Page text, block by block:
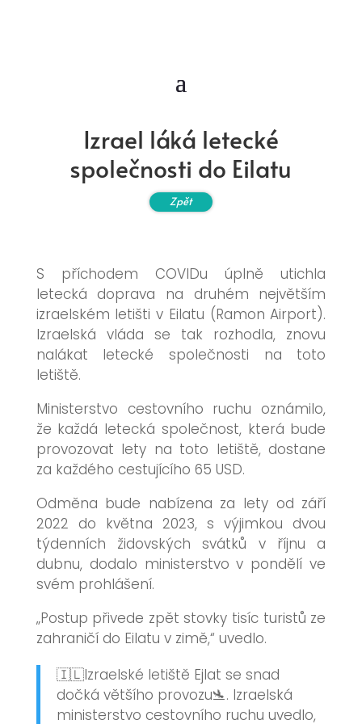
Izrael láká letecké
společnosti do Eilatu
Zpět
S příchodem COVIDu úplně utichla
letecká doprava na druhém největším
izraelském letišti v Eilatu (Ramon Airport).
Izraelská vláda se tak rozhodla, znovu
nalákat letecké společnosti na toto
letiště.
Ministerstvo cestovního ruchu oznámilo,
že každá letecká společnost, která bude
provozovat lety na toto letiště, dostane
za každého cestujícího 65 USD.
Odměna bude nabízena za lety od září
2022 do května 2023, s výjimkou dvou
týdenních židovských svátků v říjnu a
dubnu, dodalo ministerstvo v pondělí ve
svém prohlášení.
„Postup přivede zpět stovky tisíc turistů ze
zahraničí do Eilatu v zimě,“ uvedlo.
🇮🇱Izraelské letiště Ejlat se snad
dočká většího provozu🛬. Izraelská
ministerstvo cestovního ruchu uvedlo,